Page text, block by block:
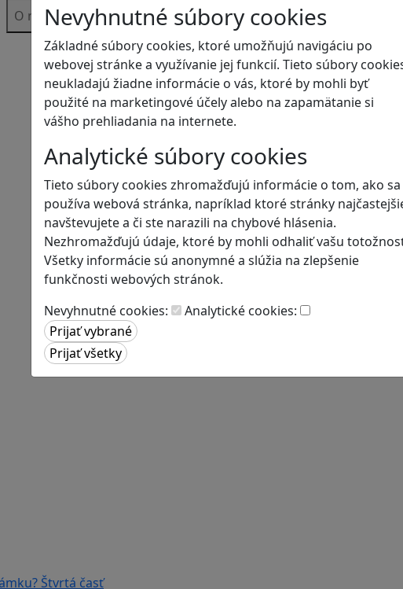
O násNevyhnutné súbory cookies
Základné súbory cookies, ktoré umožňujú navigáciu po
webovej stránke a využívanie jej funkcií. Tieto súbory
neukladajú žiadne informácie o vás, ktoré by mohli byť
použité na marketingové účely alebo na zapamätanie si
vášho prehliadania na internete.
Analytické súbory cookies
Tieto súbory cookies zhromažďujú informácie o tom, ako sa
používa webová stránka, napríklad ktoré stránky
navštevujete a či ste narazili na chybové hlásenia.
Nezhromažďujú údaje, ktoré by mohli odhaliť vašu
Všetky informácie sú anonymné a slúžia na zlepšenie
funkčnosti webových stránok.
Nevyhnutné cookies:
Analytické cookies:
Blog